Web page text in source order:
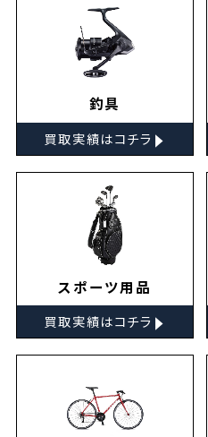
釣具
買取実績はコチラ ▸
スポーツ用品
買取実績はコチラ ▸